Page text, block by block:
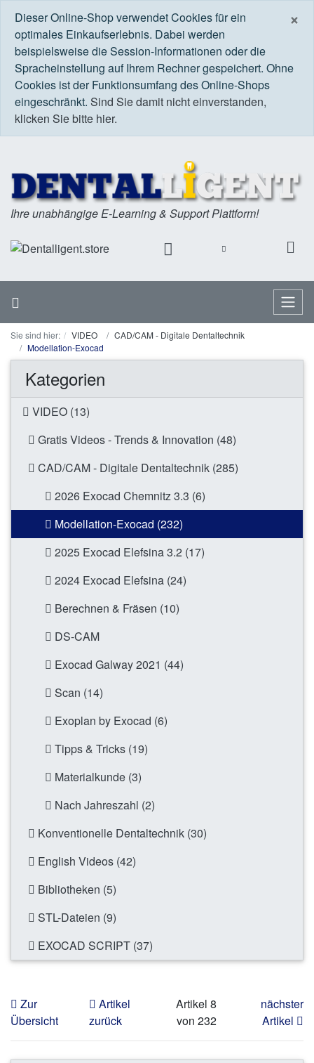
×
Dieser Online-Shop verwendet Cookies für ein
optimales Einkaufserlebnis. Dabei werden
beispielsweise die Session-Informationen oder die
Spracheinstellung auf Ihrem Rechner gespeichert. Ohne
Cookies ist der Funktionsumfang des Online-Shops
eingeschränkt. Sind Sie damit nicht einverstanden,
klicken Sie bitte hier.
Ihre unabhängige E-Learning & Support Plattform!
Menü
Sie sind hier: VIDEO
CAD/CAM - Digitale Dentaltechnik
Modellation-Exocad
Kategorien
VIDEO (13)
Gratis Videos - Trends & Innovation (48)
CAD/CAM - Digitale Dentaltechnik (285)
2026 Exocad Chemnitz 3.3 (6)
Modellation-Exocad (232)
2025 Exocad Elefsina 3.2 (17)
2024 Exocad Elefsina (24)
Berechnen & Fräsen (10)
DS-CAM
Exocad Galway 2021 (44)
Scan (14)
Exoplan by Exocad (6)
Tipps & Tricks (19)
Materialkunde (3)
Nach Jahreszahl (2)
Konventionelle Dentaltechnik (30)
English Videos (42)
Bibliotheken (5)
STL-Dateien (9)
EXOCAD SCRIPT (37)
Zur
Übersicht
Artikel
zurück
Artikel 8
von 232
nächster
Artikel